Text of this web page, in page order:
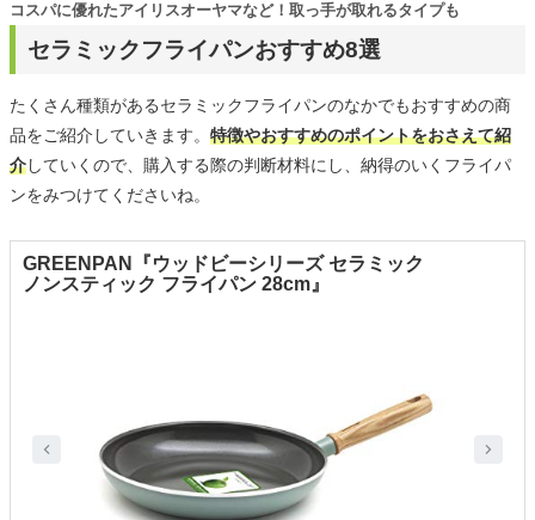
セラミックフライパンおすすめ8選
コスパに優れたアイリスオーヤマなど！取っ手が取れるタイプも
たくさん種類があるセラミックフライパンのなかでもおすすめの商
品をご紹介していきます。 特徴やおすすめのポイントをおさえて紹
介していくので、購入する際の判断材料にし、納得のいくフライパ
ンをみつけてくださいね。
GREENPAN『ウッドビーシリーズ セラミック
ノンスティック フライパン 28cm』